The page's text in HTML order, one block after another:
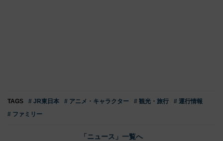
TAGS # JR東日本 # アニメ・キャラクター # 観光・旅行
# 運行情報
# ファミリー
「ニュース」一覧へ